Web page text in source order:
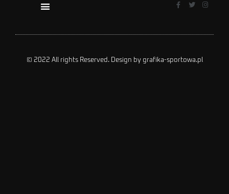
© 2022 All rights Reserved. Design by grafika-sportowa.pl